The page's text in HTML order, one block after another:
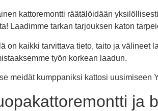
kattoremontti räätälöidään
Laadimme tarkan tarjouksen katon
on kaikki tarvittava tieto, taito ja välineet
työn korkean laadun.
meidät kumppaniksi kattosi uusimiseen
ja